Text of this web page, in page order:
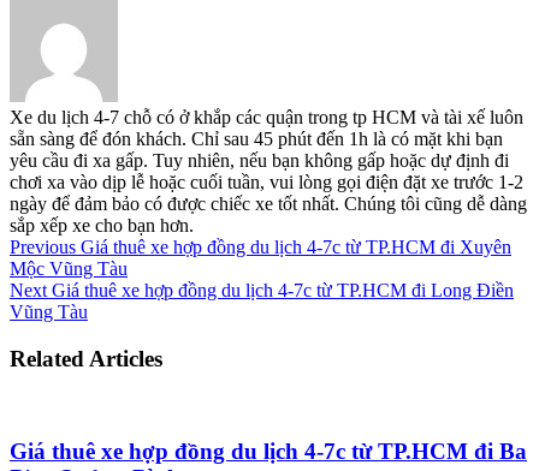
Xe du lịch 4-7 chỗ có ở khắp các quận trong tp HCM và tài xế luôn
sẵn sàng để đón khách. Chỉ sau 45 phút đến 1h là có mặt khi bạn
yêu cầu đi xa gấp. Tuy nhiên, nếu bạn không gấp hoặc dự định đi
chơi xa vào dịp lễ hoặc cuối tuần, vui lòng gọi điện đặt xe trước 1-2
ngày để đảm bảo có được chiếc xe tốt nhất. Chúng tôi cũng dễ dàng
sắp xếp xe cho bạn hơn.
Previous Giá thuê xe hợp đồng du lịch 4-7c từ TP.HCM đi Xuyên
Mộc Vũng Tàu
Next Giá thuê xe hợp đồng du lịch 4-7c từ TP.HCM đi Long Điền
Vũng Tàu
Related Articles
Giá thuê xe hợp đồng du lịch 4-7c từ TP.HCM đi Ba